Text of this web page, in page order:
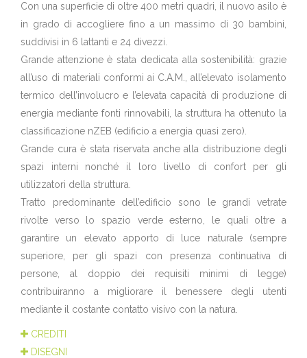
Con una superficie di oltre 400 metri quadri, il nuovo asilo è
in grado di accogliere fino a un massimo di 30 bambini,
suddivisi in 6 lattanti e 24 divezzi.
Grande attenzione è stata dedicata alla sostenibilità: grazie
all’uso di materiali conformi ai C.A.M., all’elevato isolamento
termico dell’involucro e l’elevata capacità di produzione di
energia mediante fonti rinnovabili, la struttura ha ottenuto la
classificazione nZEB (edificio a energia quasi zero).
Grande cura è stata riservata anche alla distribuzione degli
spazi interni nonché il loro livello di confort per gli
utilizzatori della struttura.
Tratto predominante dell’edificio sono le grandi vetrate
rivolte verso lo spazio verde esterno, le quali oltre a
garantire un elevato apporto di luce naturale (sempre
superiore, per gli spazi con presenza continuativa di
persone, al doppio dei requisiti minimi di legge)
contribuiranno a migliorare il benessere degli utenti
mediante il costante contatto visivo con la natura.
CREDITI
DISEGNI